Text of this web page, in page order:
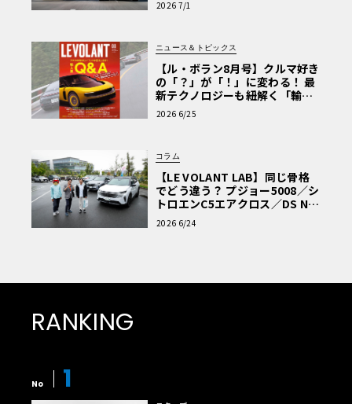
2026 7/1
ニュース＆トピックス
【ル・ボラン8月号】クルマ好き
の「？」が「！」に変わる！ 最
新テクノロジーも紐解く「輸入
車Q&A」
2026 6/25
コラム
【LE VOLANT LAB】同じ骨格
でどう違う？ プジョー5008／シ
トロエンC5エアクロス／DS Nº4
読者一気乗りレポート
2026 6/24
RANKING
No 1